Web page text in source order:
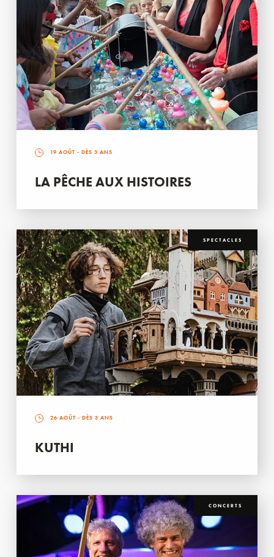
19 AOÛT - DÈS 3 ANS
LA PÊCHE AUX HISTOIRES
SPECTACLES
26 AOÛT - DÈS 3 ANS
KUTHI
CONCERTS